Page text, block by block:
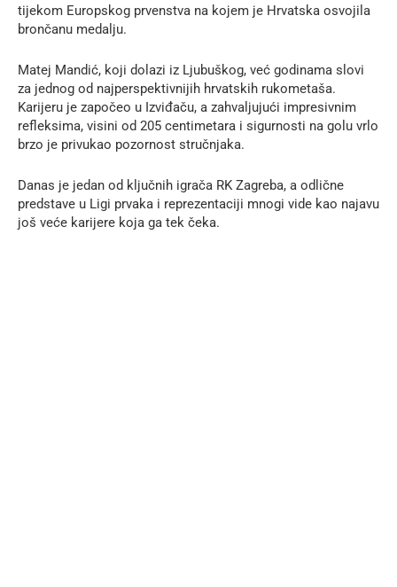
tijekom Europskog prvenstva na kojem je Hrvatska osvojila
brončanu medalju.
Matej Mandić, koji dolazi iz Ljubuškog, već godinama slovi
za jednog od najperspektivnijih hrvatskih rukometaša.
Karijeru je započeo u Izviđaču, a zahvaljujući impresivnim
refleksima, visini od 205 centimetara i sigurnosti na golu vrlo
brzo je privukao pozornost stručnjaka.
Danas je jedan od ključnih igrača RK Zagreba, a odlične
predstave u Ligi prvaka i reprezentaciji mnogi vide kao najavu
još veće karijere koja ga tek čeka.